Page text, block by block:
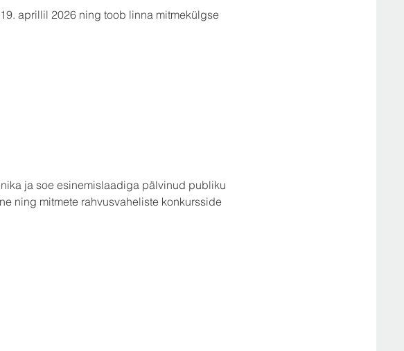
aprillil 2026 ning toob linna mitmekülgse
ja soe esinemislaadiga pälvinud publiku
ning mitmete rahvusvaheliste konkursside